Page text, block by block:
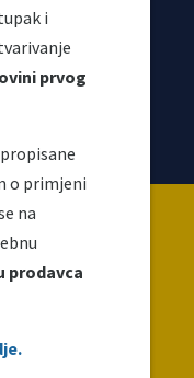
i
prvog
o primjeni
na
prodavca
/ neizravno
Za njen sadržaj